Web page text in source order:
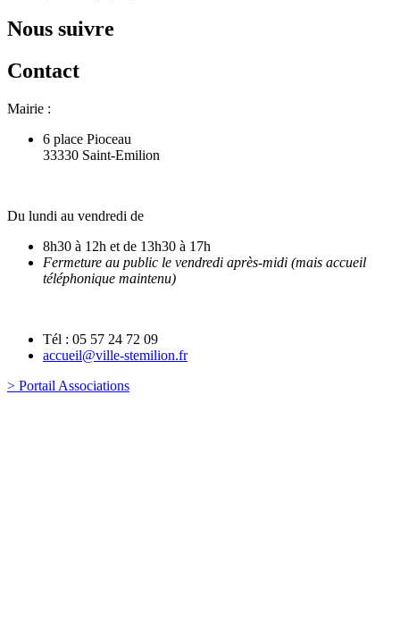
Nous suivre
Contact
Mairie :
6 place Pioceau
33330 Saint-Emilion
Du lundi au vendredi de
8h30 à 12h et de 13h30 à 17h
Fermeture au public le vendredi après-midi (mais accueil
téléphonique maintenu)
Tél : 05 57 24 72 09
accueil@ville-stemilion.fr
> Portail Associations